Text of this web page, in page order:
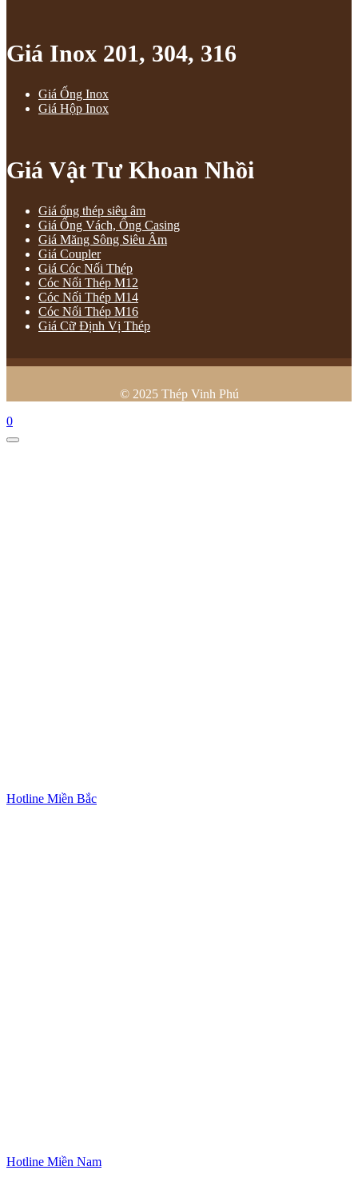
Giá Inox 201, 304, 316
Giá Ống Inox
Giá Hộp Inox
Giá Vật Tư Khoan Nhồi
Giá ống thép siêu âm
Giá Ống Vách, Ống Casing
Giá Măng Sông Siêu Âm
Giá Coupler
Giá Cóc Nối Thép
Cóc Nối Thép M12
Cóc Nối Thép M14
Cóc Nối Thép M16
Giá Cữ Định Vị Thép
© 2025 Thép Vinh Phú
0
Hotline Miền Bắc
Hotline Miền Nam